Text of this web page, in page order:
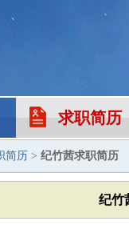
求职简历
简历 > 纪竹茜求职简历
纪竹